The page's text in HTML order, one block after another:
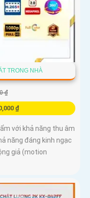
TRONG NHÀ
₫
₫
với khả năng thu âm
năng đáng kinh ngạc
giả (motion